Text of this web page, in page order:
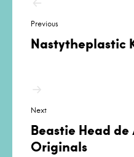
de
entradas
Previous
Nastytheplastic
Next
Beastie Head
Originals